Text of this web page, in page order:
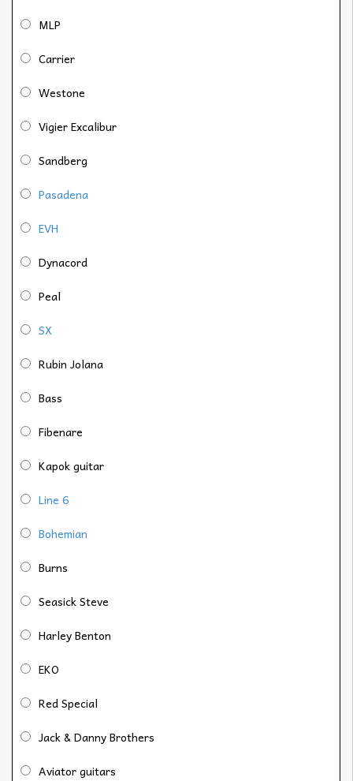
MLP
Carrier
Westone
Vigier Excalibur
Sandberg
Pasadena
EVH
Dynacord
Peal
SX
Rubin Jolana
Bass
Fibenare
Kapok guitar
Line 6
Bohemian
Burns
Seasick Steve
Harley Benton
EKO
Red Special
Jack & Danny Brothers
Aviator guitars